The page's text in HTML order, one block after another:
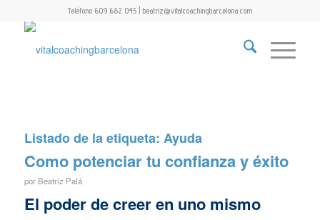
Teléfono 609 682 045 | beatriz@vitalcoachingbarcelona.com
Listado de la etiqueta: Ayuda
Como potenciar tu confianza y éxito
por Beatriz Palá
El poder de creer en uno mismo